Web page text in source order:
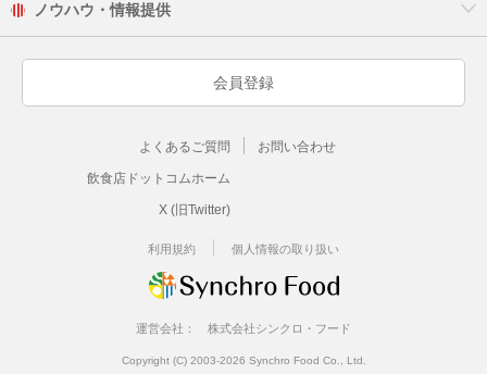
ノウハウ・情報提供
会員登録
よくあるご質問 お問い合わせ
飲食店ドットコムホーム
X (旧Twitter)
利用規約 個人情報の取り扱い
運営会社： 株式会社シンクロ・フード
Copyright (C) 2003-2026 Synchro Food Co., Ltd.